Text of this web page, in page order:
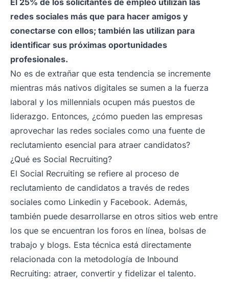
El 25% de los solicitantes de empleo utilizan las
redes sociales más que para hacer amigos y
conectarse con ellos; también las utilizan para
identificar sus próximas oportunidades
profesionales.
No es de extrañar que esta tendencia se incremente
mientras más nativos digitales se sumen a la fuerza
laboral y los millennials ocupen más puestos de
liderazgo. Entonces, ¿cómo pueden las empresas
aprovechar las redes sociales como una fuente de
reclutamiento esencial para atraer candidatos?
¿Qué es Social Recruiting?
El Social Recruiting se refiere al proceso de
reclutamiento de candidatos a través de redes
sociales como Linkedin y Facebook. Además,
también puede desarrollarse en otros sitios web entre
los que se encuentran los foros en línea, bolsas de
trabajo y blogs. Esta técnica está directamente
relacionada con la metodología de Inbound
Recruiting: atraer, convertir y fidelizar el talento.